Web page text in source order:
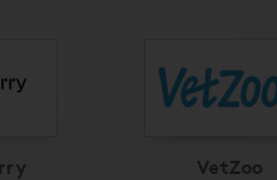
VetZoo